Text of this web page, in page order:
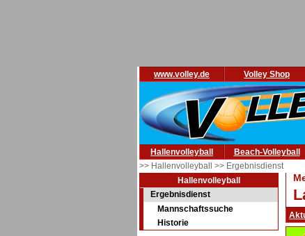
www.volley.de Volley Shop
Hallenvolleyball Beach-Volleyball
>> Hallenvolleyball >> Ergebnisdienst
Hallenvolleyball
Ergebnisdienst
Mannschaftssuche
Historie